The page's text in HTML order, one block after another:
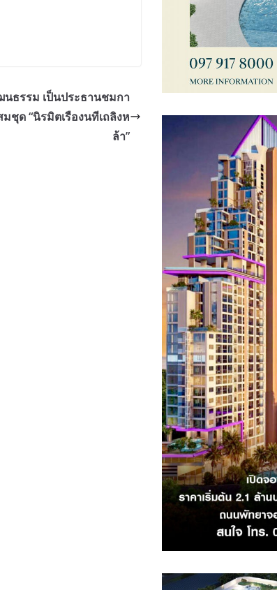
นธรรม เป็นประธานชมกา
ชุด “นิรมิตเรืองนทีเถลิงห
ล้า”